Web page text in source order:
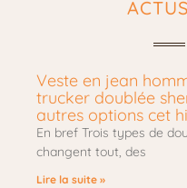
ACTUS
Veste en jean
trucker doublée
autres options cet
En bref Trois types de
changent tout, des
Lire la suite »